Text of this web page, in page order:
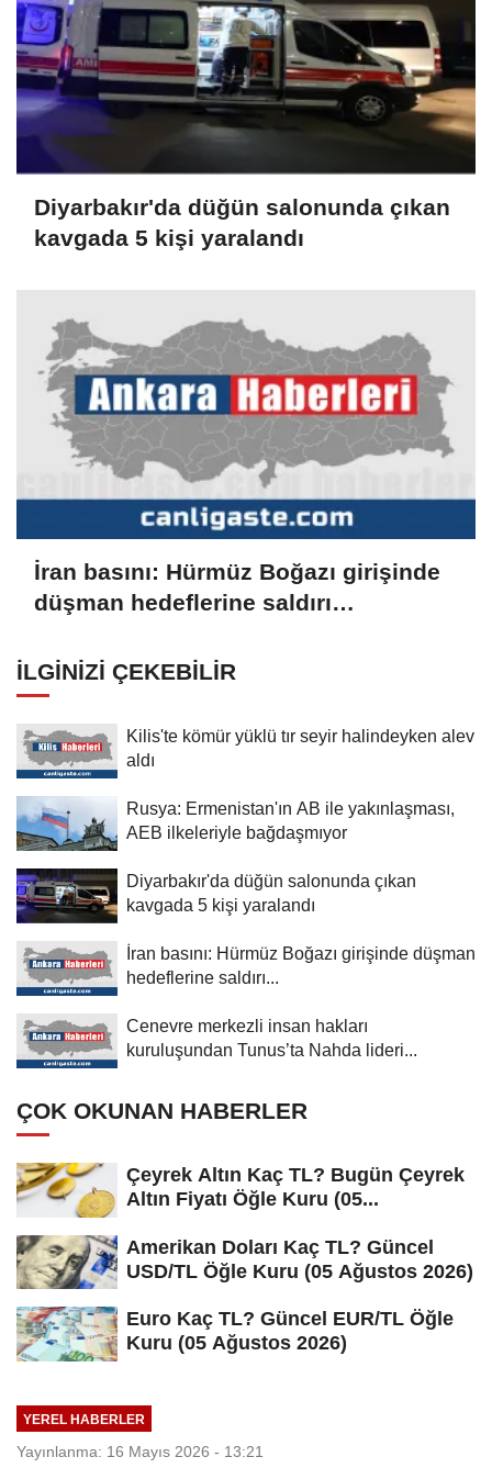
Diyarbakır'da düğün salonunda çıkan
kavgada 5 kişi yaralandı
İran basını: Hürmüz Boğazı girişinde
düşman hedeflerine saldırı
İLGINIZI ÇEKEBILIR
Kilis'te kömür yüklü tır seyir halindeyken alev
aldı
Rusya: Ermenistan'ın AB ile yakınlaşması,
AEB ilkeleriyle bağdaşmıyor
Diyarbakır'da düğün salonunda çıkan
kavgada 5 kişi yaralandı
İran basını: Hürmüz Boğazı girişinde düşman
hedeflerine saldırı...
Cenevre merkezli insan hakları
kuruluşundan Tunus’ta Nahda lideri...
ÇOK OKUNAN HABERLER
Çeyrek Altın Kaç TL? Bugün Çeyrek
Altın Fiyatı Öğle Kuru (05...
Amerikan Doları Kaç TL? Güncel
USD/TL Öğle Kuru (05 Ağustos 2026)
Euro Kaç TL? Güncel EUR/TL Öğle
Kuru (05 Ağustos 2026)
YEREL HABERLER
Yayınlanma: 16 Mayıs 2026 - 13:21